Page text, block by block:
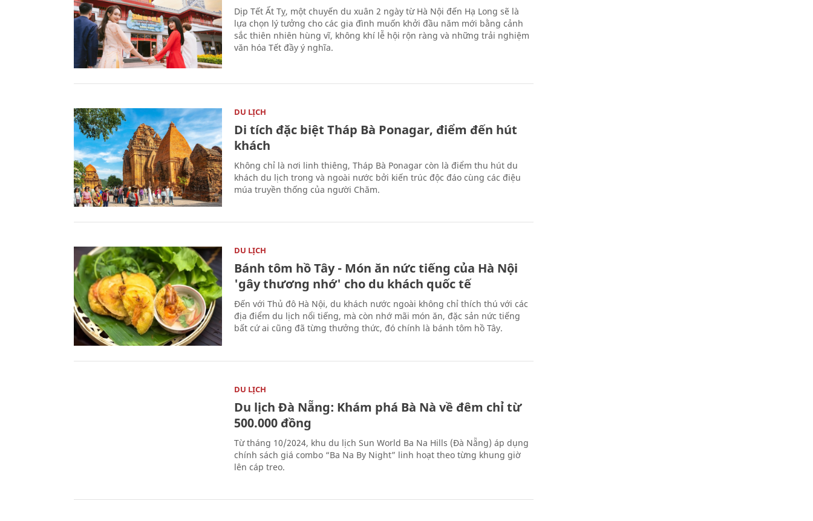
Dịp Tết Ất Tỵ, một chuyến du xuân 2 ngày từ Hà Nội đến Hạ Long sẽ là
lựa chọn lý tưởng cho các gia đình muốn khởi đầu năm mới bằng cảnh
sắc thiên nhiên hùng vĩ, không khí lễ hội rộn ràng và những trải nghiệm
văn hóa Tết đầy ý nghĩa.
DU LỊCH
Di tích đặc biệt Tháp Bà Ponagar, điểm đến hút
khách
Không chỉ là nơi linh thiêng, Tháp Bà Ponagar còn là điểm thu hút du
khách du lịch trong và ngoài nước bởi kiến trúc độc đáo cùng các điệu
múa truyền thống của người Chăm.
DU LỊCH
Bánh tôm hồ Tây - Món ăn nức tiếng của Hà Nội
'gây thương nhớ' cho du khách quốc tế
Đến với Thủ đô Hà Nội, du khách nước ngoài không chỉ thích thú với các
địa điểm du lịch nổi tiếng, mà còn nhớ mãi món ăn, đặc sản nức tiếng
bất cứ ai cũng đã từng thưởng thức, đó chính là bánh tôm hồ Tây.
DU LỊCH
Du lịch Đà Nẵng: Khám phá Bà Nà về đêm chỉ từ
500.000 đồng
Từ tháng 10/2024, khu du lịch Sun World Ba Na Hills (Đà Nẵng) áp dụng
chính sách giá combo “Ba Na By Night” linh hoạt theo từng khung giờ
lên cáp treo.